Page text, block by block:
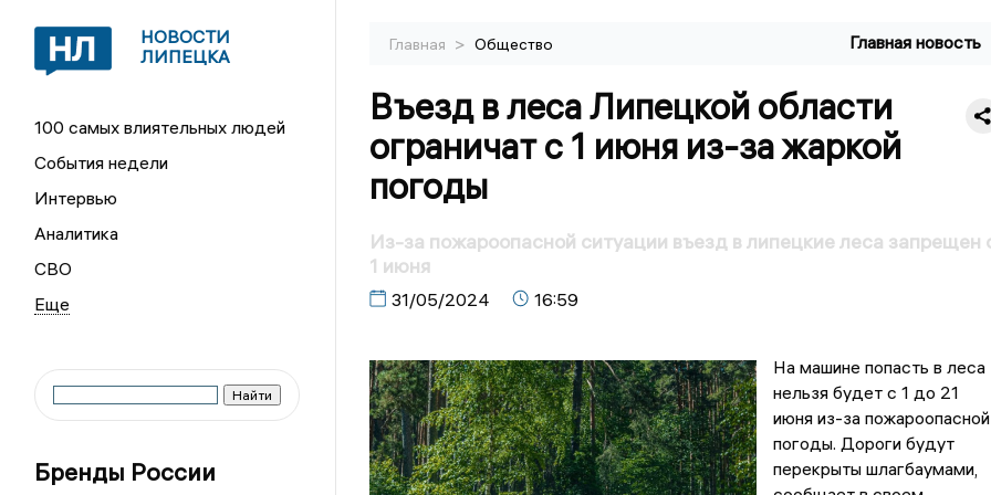
НОВОСТИ
ЛИПЕЦКА
100 самых влиятельных людей
События недели
Интервью
Аналитика
СВО
Бренды России
Главная > Общество Главная новость
Въезд в леса Липецкой области
ограничат с 1 июня из-за жаркой
погоды
Из-за пожароопасной ситуации въезд в липецкие леса запрещен
1 июня
31/05/2024 16:59
На машине попасть в леса
нельзя будет с 1 до 21
июня из-за пожароопасной
погоды. Дороги будут
перекрыты шлагбаумами,